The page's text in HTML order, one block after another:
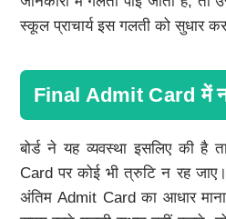
स्कूल प्राचार्य इस गलती को सुधार
Final Admit Card में
बोर्ड ने यह व्यवस्था इसलिए की है
Card पर कोई भी त्रुटि न रह
अंतिम Admit Card का आधार